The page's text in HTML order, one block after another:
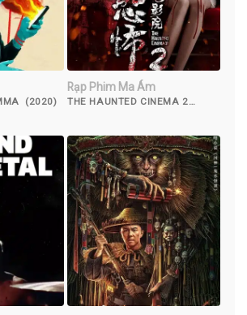
(2020)
Rạp Phim Ma Ám
THE HAUNTED CINEMA 2